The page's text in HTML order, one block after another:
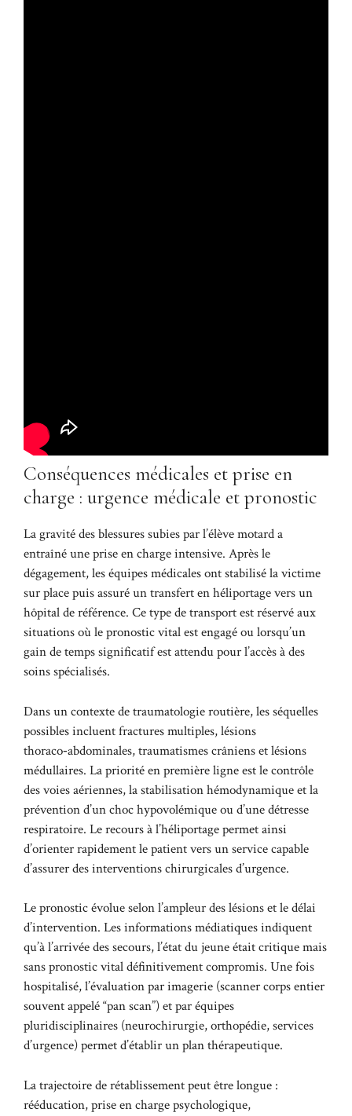
Conséquences médicales et prise en
charge : urgence médicale et pronostic
La gravité des blessures subies par l’élève motard a
entraîné une prise en charge intensive. Après le
dégagement, les équipes médicales ont stabilisé la victime
sur place puis assuré un transfert en héliportage vers un
hôpital de référence. Ce type de transport est réservé aux
situations où le pronostic vital est engagé ou lorsqu’un
gain de temps significatif est attendu pour l’accès à des
soins spécialisés.
Dans un contexte de traumatologie routière, les séquelles
possibles incluent fractures multiples, lésions
thoraco‑abdominales, traumatismes crâniens et lésions
médullaires. La priorité en première ligne est le contrôle
des voies aériennes, la stabilisation hémodynamique et la
prévention d’un choc hypovolémique ou d’une détresse
respiratoire. Le recours à l’héliportage permet ainsi
d’orienter rapidement le patient vers un service capable
d’assurer des interventions chirurgicales d’urgence.
Le pronostic évolue selon l’ampleur des lésions et le délai
d’intervention. Les informations médiatiques indiquent
qu’à l’arrivée des secours, l’état du jeune était critique mais
sans pronostic vital définitivement compromis. Une fois
hospitalisé, l’évaluation par imagerie (scanner corps entier
souvent appelé “pan scan”) et par équipes
pluridisciplinaires (neurochirurgie, orthopédie, services
d’urgence) permet d’établir un plan thérapeutique.
La trajectoire de rétablissement peut être longue :
rééducation, prise en charge psychologique,